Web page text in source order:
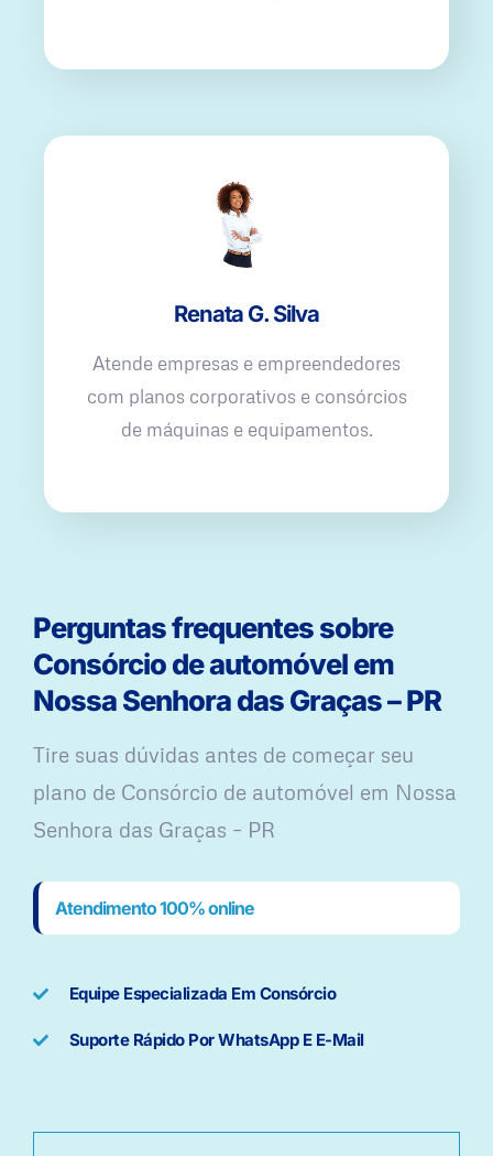
Renata G. Silva
Atende empresas e empreendedores
com planos corporativos e consórcios
de máquinas e equipamentos.
Perguntas frequentes sobre
Consórcio de automóvel em
Nossa Senhora das Graças – PR
Tire suas dúvidas antes de começar seu
plano ​de Consórcio de automóvel em Nossa
Senhora das Graças – PR
Atendimento 100% online
Equipe Especializada Em Consórcio
Suporte Rápido Por WhatsApp E E-Mail